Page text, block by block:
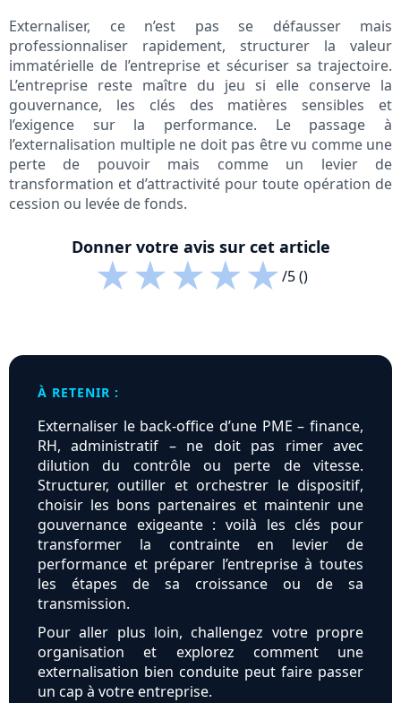
Externaliser, ce n’est pas se défausser mais
professionnaliser rapidement, structurer la valeur
immatérielle de l’entreprise et sécuriser sa trajectoire.
L’entreprise reste maître du jeu si elle conserve la
gouvernance, les clés des matières sensibles et
l’exigence sur la performance. Le passage à
l’externalisation multiple ne doit pas être vu comme une
perte de pouvoir mais comme un levier de
transformation et d’attractivité pour toute opération de
cession ou levée de fonds.
Donner votre avis sur cet article
★★★★★/5 ()
À RETENIR :
Externaliser le back-office d’une PME – finance,
RH, administratif – ne doit pas rimer avec
dilution du contrôle ou perte de vitesse.
Structurer, outiller et orchestrer le dispositif,
choisir les bons partenaires et maintenir une
gouvernance exigeante : voilà les clés pour
transformer la contrainte en levier de
performance et préparer l’entreprise à toutes
les étapes de sa croissance ou de sa
transmission.
Pour aller plus loin, challengez votre propre
organisation et explorez comment une
externalisation bien conduite peut faire passer
un cap à votre entreprise.